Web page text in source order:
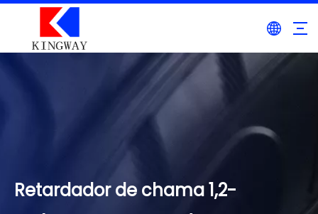
Retardador de chama 1,2-